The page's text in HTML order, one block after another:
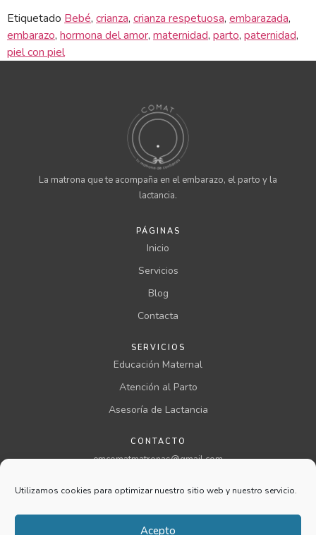
Utilizamos cookies para optimizar nuestro sitio web y nuestro servicio.
Acepto
Etiquetado Bebé, crianza, crianza respetuosa, embarazada,
embarazo, hormona del amor, maternidad, parto, paternidad,
piel con piel
La matrona que te acompaña en el embarazo, el parto y la
lactancia.
PÁGINAS
Inicio
Servicios
Blog
Contacta
SERVICIOS
Educación Maternal
Atención al Parto
Asesoría de Lactancia
CONTACTO
emcomatmatronas@gmail.com
@comatmatronas
Aviso legal